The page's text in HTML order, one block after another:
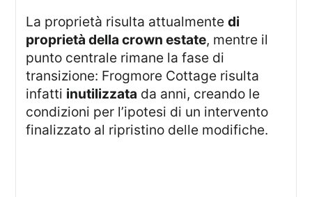
La proprietà risulta attualmentedi
proprietà della crown estate, mentre il
punto centrale rimane la fase di
transizione: Frogmore Cottage risulta
infatti inutilizzata da anni, creando le
condizioni per l’ipotesi di un intervento
finalizzato al ripristino delle modifiche.